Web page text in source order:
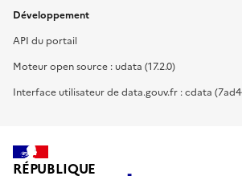
Développement
API du portail
Moteur open source : udata (17.2.0)
Interface utilisateur de data.gouv.fr : cdata
RÉPUBLIQUE